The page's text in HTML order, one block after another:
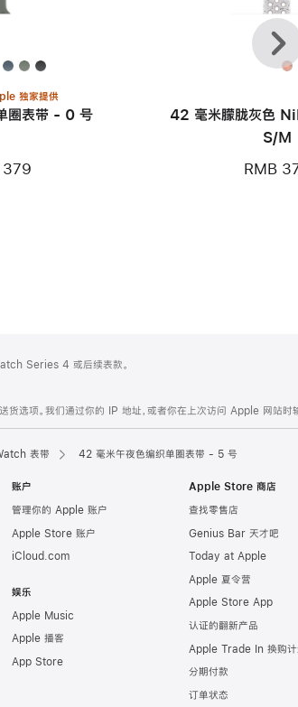
独家提供
圈表带 - 0 号
379
42 毫米朦胧灰色
S/M
RMB
上
一
个
下
一
个
Series 4 或后续表款。
货选项。我们通过你的 IP 地址，或者你在上次访问 Apple 网站时
表带 42 毫米午夜色编织单圈表带 - 5 号
账户
管理你的 Apple 账户
Apple Store 账户
iCloud.com
娱乐
Apple Music
Apple 播客
App Store
Apple Store 商店
查找零售店
Genius Bar 天才吧
Today at Apple
Apple 夏令营
Apple Store App
认证的翻新产品
Apple Trade In 换购计
分期付款
订单状态